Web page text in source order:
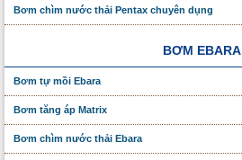
Bơm chìm nước thải Pentax chuyên dụng
BƠM EBARA
Bơm tự mồi Ebara
Bơm tăng áp Matrix
Bơm chìm nước thải Ebara